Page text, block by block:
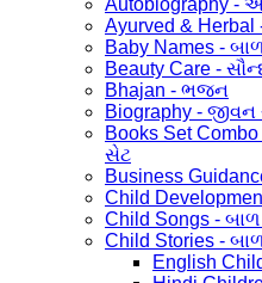
Autobiography -
Ayurved &
Baby Names -
Beauty Care -
Bhajan - ભજન
Biography -
Books Set
સેટ
Business
Child
Child Songs - બાળ
Child Stories -
English